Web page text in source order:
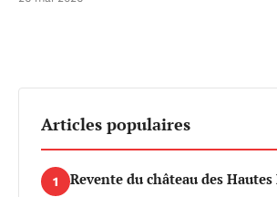
Articles populaires
1 Revente du château des